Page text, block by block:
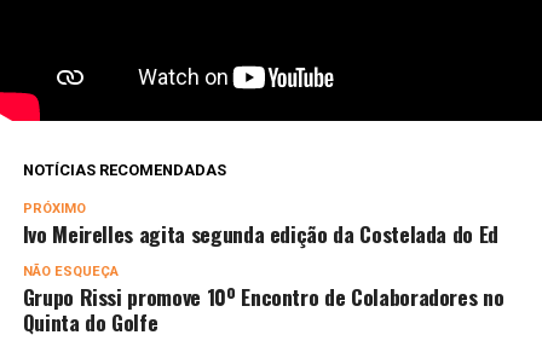
NOTÍCIAS RECOMENDADAS
PRÓXIMO
Ivo Meirelles agita segunda edição da Costelada do Ed
NÃO ESQUEÇA
Grupo Rissi promove 10º Encontro de Colaboradores no
Quinta do Golfe